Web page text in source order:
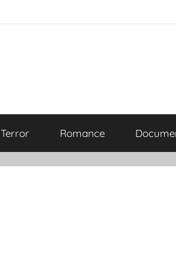
Terror Romance